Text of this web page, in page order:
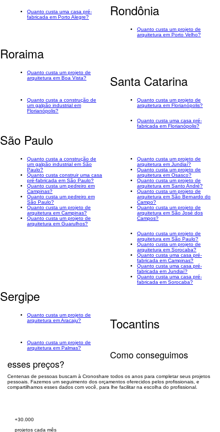
Quanto custa uma casa pré-
fabricada em Porto Alegre?
Rondônia
Quanto custa um projeto de
arquitetura em Porto Velho?
Roraima
Quanto custa um projeto de
arquitetura em Boa Vista?
Santa Catarina
Quanto custa a construção de
um galpão industrial em
Florianópolis?
Quanto custa um projeto de
arquitetura em Florianópolis?
Quanto custa uma casa pré-
fabricada em Florianópolis?
São Paulo
Quanto custa a construção de
um galpão industrial em São
Paulo?
Quanto custa construir uma casa
pré-fabricada em São Paulo?
Quanto custa um pedreiro em
Campinas?
Quanto custa um pedreiro em
São Paulo?
Quanto custa um projeto de
arquitetura em Campinas?
Quanto custa um projeto de
arquitetura em Guarulhos?
Quanto custa um projeto de
arquitetura em Jundiaí?
Quanto custa um projeto de
arquitetura em Osasco?
Quanto custa um projeto de
arquitetura em Santo André?
Quanto custa um projeto de
arquitetura em São Bernardo do
Campo?
Quanto custa um projeto de
arquitetura em São José dos
Campos?
Quanto custa um projeto de
arquitetura em São Paulo?
Quanto custa um projeto de
arquitetura em Sorocaba?
Quanto custa uma casa pré-
fabricada em Campinas?
Quanto custa uma casa pré-
fabricada em Jundiaí?
Quanto custa uma casa pré-
fabricada em Sorocaba?
Sergipe
Quanto custa um projeto de
arquitetura em Aracaju?
Tocantins
Quanto custa um projeto de
arquitetura em Palmas?
Como conseguimos
esses preços?
Centenas de pessoas buscam à Cronoshare todos os anos para completar seus projetos
pessoais. Fazemos um seguimento dos orçamentos oferecidos pelos profissionais, e
compartilhamos esses dados com você, para lhe facilitar na escolha do profissional.
+30.000
projetos cada mês